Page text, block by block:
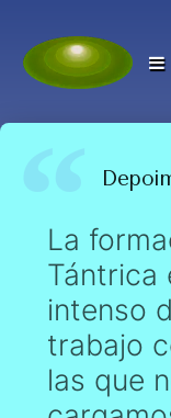
La
Tántrica
intenso
trabajo
las que